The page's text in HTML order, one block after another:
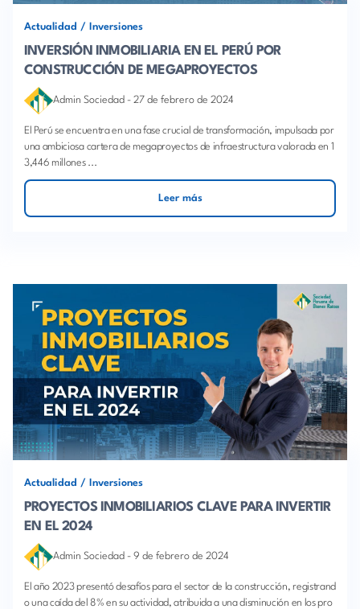
Actualidad / Inversiones
INVERSIÓN INMOBILIARIA EN EL PERÚ POR
CONSTRUCCIÓN DE MEGAPROYECTOS
Admin Sociedad - 27 de febrero de 2024
El Perú se encuentra en una fase crucial de transformación, impulsada por
una ambiciosa cartera de megaproyectos de infraestructura valorada en 1
3,446 millones ...
Leer más
Actualidad / Inversiones
PROYECTOS INMOBILIARIOS CLAVE PARA INVERTIR
EN EL 2024
Admin Sociedad - 9 de febrero de 2024
El año 2023 presentó desafíos para el sector de la construcción, registrand
o una caída del 8% en su actividad, atribuida a una disminución en los pro